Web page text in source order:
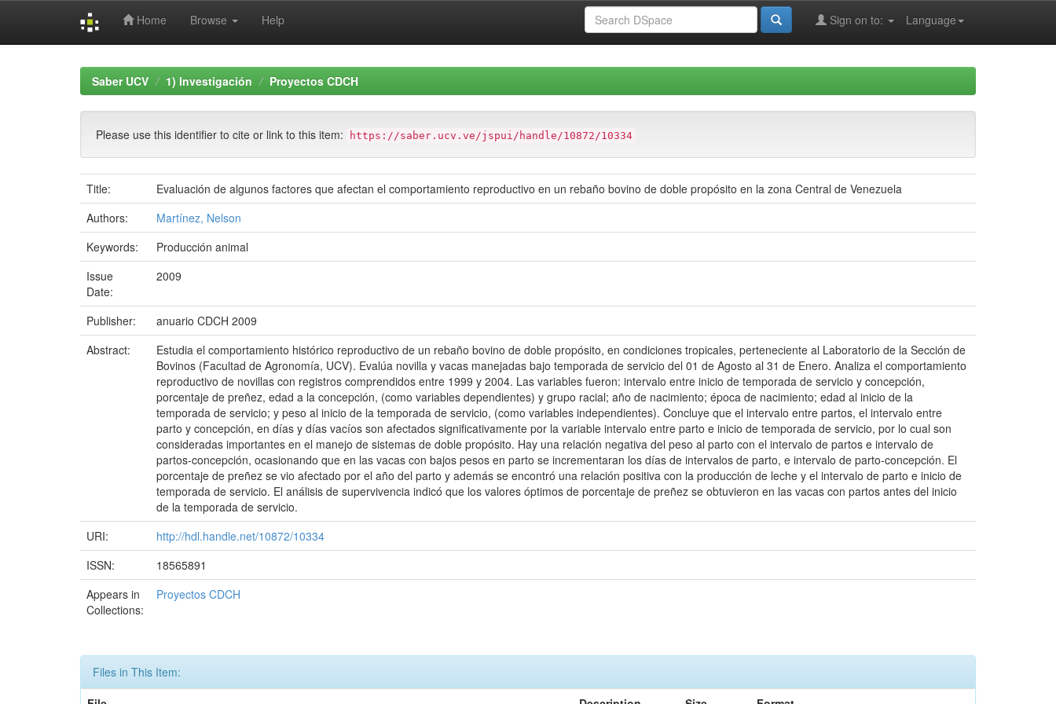
Home Browse Help Language
Sign on to:
Saber UCV 1) Investigación Proyectos CDCH
Please use this identifier to cite or link to this item: https://saber.ucv.ve/jspui/handle/10872/10334
Title:
Evaluación de algunos factores que afectan el comportamiento reproductivo en un rebaño bovino de doble propósito en la zona Central de Venezuela
Authors:
Martínez, Nelson
Keywords:
Producción animal
Issue
Date:
2009
Publisher:
anuario CDCH 2009
Abstract:
Estudia el comportamiento histórico reproductivo de un rebaño bovino de doble propósito, en condiciones tropicales, perteneciente al Laboratorio de la Sección de
Bovinos (Facultad de Agronomía, UCV). Evalúa novilla y vacas manejadas bajo temporada de servicio del 01 de Agosto al 31 de Enero. Analiza el comportamiento
reproductivo de novillas con registros comprendidos entre 1999 y 2004. Las variables fueron: intervalo entre inicio de temporada de servicio y concepción,
porcentaje de preñez, edad a la concepción, (como variables dependientes) y grupo racial; año de nacimiento; época de nacimiento; edad al inicio de la
temporada de servicio; y peso al inicio de la temporada de servicio, (como variables independientes). Concluye que el intervalo entre partos, el intervalo entre
parto y concepción, en días y días vacíos son afectados significativamente por la variable intervalo entre parto e inicio de temporada de servicio, por lo cual son
consideradas importantes en el manejo de sistemas de doble propósito. Hay una relación negativa del peso al parto con el intervalo de partos e intervalo de
partos-concepción, ocasionando que en las vacas con bajos pesos en parto se incrementaran los días de intervalos de parto, e intervalo de parto-concepción. El
porcentaje de preñez se vio afectado por el año del parto y además se encontró una relación positiva con la producción de leche y el intervalo de parto e inicio de
temporada de servicio. El análisis de supervivencia indicó que los valores óptimos de porcentaje de preñez se obtuvieron en las vacas con partos antes del inicio
de la temporada de servicio.
URI:
http://hdl.handle.net/10872/10334
ISSN:
18565891
Appears in
Collections:
Proyectos CDCH
Files in This Item: